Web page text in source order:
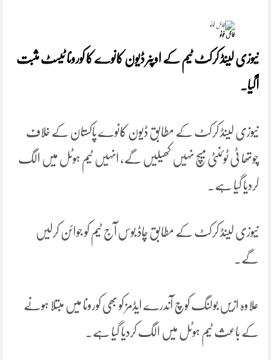
فائل فوٹو
نیوزی لینڈ کرکٹ ٹیم کے اوپنر ڈیون کانوے کا کورونا ٹیسٹ مثبت
آگیا۔
نیوزی لینڈ کرکٹ کے مطابق ڈیون کانوے پاکستان کے خلاف
چوتھا ٹی ٹوئنٹی میچ نہیں کھیلیں گے، انہیں ٹیم ہوٹل میں الگ
کردیا گیا ہے۔
نیوزی لینڈ کرکٹ کے مطابق چاڈ بوس آج ٹیم کو جوائن کرلیں
گے۔
علاوہ ازیں بولنگ کوچ آندرے ایڈمز کو بھی کورونا میں مبتلا ہونے
کے باعث ٹیم ہوٹل میں الگ کردیا گیا ہے۔